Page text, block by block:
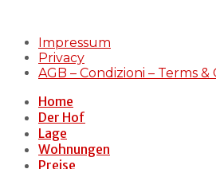
Impressum
Privacy
AGB – Condizioni – Terms &
Home
Der Hof
Lage
Wohnungen
Preise